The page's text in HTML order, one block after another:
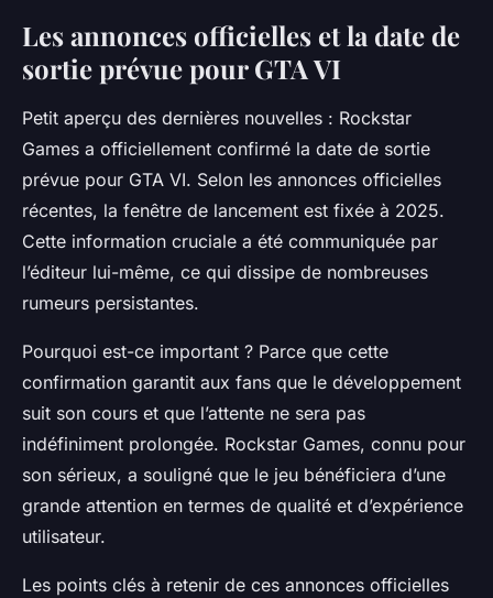
Les annonces officielles et la date de
sortie prévue pour GTA VI
Petit aperçu des dernières nouvelles : Rockstar
Games a officiellement confirmé la date de sortie
prévue pour GTA VI. Selon les annonces officielles
récentes, la fenêtre de lancement est fixée à 2025.
Cette information cruciale a été communiquée par
l’éditeur lui-même, ce qui dissipe de nombreuses
rumeurs persistantes.
Pourquoi est-ce important ? Parce que cette
confirmation garantit aux fans que le développement
suit son cours et que l’attente ne sera pas
indéfiniment prolongée. Rockstar Games, connu pour
son sérieux, a souligné que le jeu bénéficiera d’une
grande attention en termes de qualité et d’expérience
utilisateur.
Les points clés à retenir de ces annonces officielles